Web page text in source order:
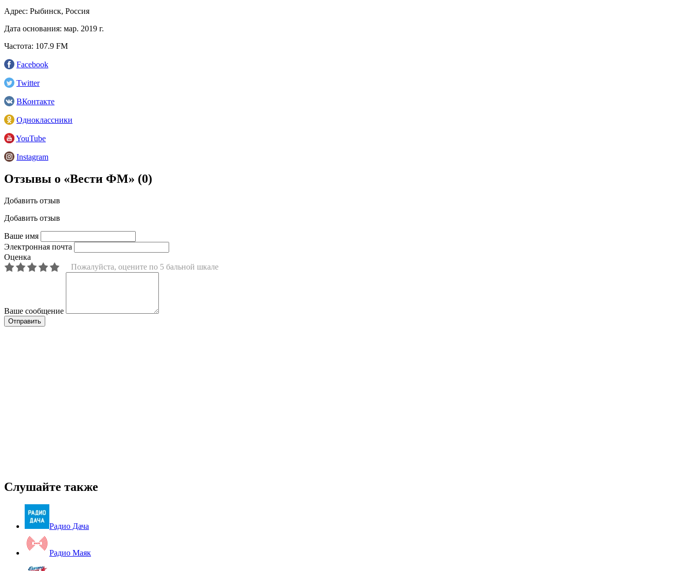
Адрес: Рыбинск, Россия
Дата основания: мар. 2019 г.
Частота: 107.9 FM
Facebook
Twitter
ВКонтакте
Одноклассники
YouTube
Instagram
Отзывы о «Вести ФМ» (0)
Добавить отзыв
Добавить отзыв
Ваше имя
Электронная почта
Оценка
Пожалуйста, оцените по 5 бальной шкале
Ваше сообщение
Слушайте также
Радио Дача
Радио Маяк